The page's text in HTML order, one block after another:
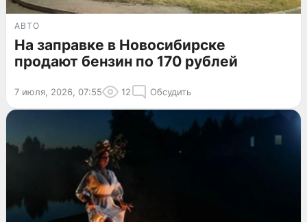
АВТО
На заправке в Новосибирске
продают бензин по 170 рублей
7 июля, 2026, 07:55 12 Обсудить